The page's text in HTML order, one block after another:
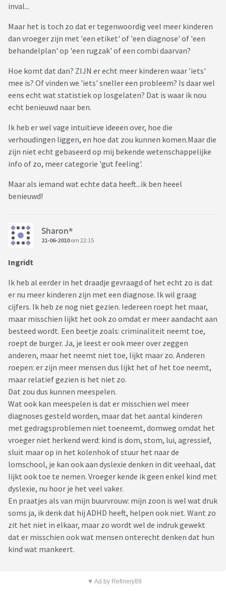
inval...
Maar het is toch zo dat er tegenwoordig veel meer kinderen
dan vroeger zijn met 'een etiket' of 'een diagnose' of 'een
behandelplan' op 'een rugzak' of een combi daarvan?
Hoe komt dat dan? ZIJN er echt meer kinderen waar 'iets'
mee is? Of vinden we 'iets' sneller een probleem? Is daar wel
eens echt wat statistiek op losgelaten? Dat is waar ik nou
echt benieuwd naar ben.
Ik heb er wel vage intuitieve ideeen over, hoe die
verhoudingen liggen, en hoe dat zou kunnen komen.Maar die
zijn niet echt gebaseerd op mij bekende wetenschappelijke
info of zo, meer categorie 'gut feeling'.
Maar als iemand wat echte data heeft...ik ben heeel
benieuwd!
Sharon*
21-06-2010om 22:15
Ingridt
Ik heb al eerder in het draadje gevraagd of het echt zo is dat
er nu meer kinderen zijn met een diagnose. Ik wil graag
cijfers. Ik heb ze nog niet gezien. Iedereen roept het maar,
maar misschien lijkt het ook zo omdat er meer aandacht aan
besteed wordt. Een beetje zoals: criminaliteit neemt toe,
roept de burger. Ja, je leest er ook meer over zeggen
anderen, maar het neemt niet toe, lijkt maar zo. Anderen
roepen: er zijn meer mensen dus lijkt het of het toe neemt,
maar relatief gezien is het niet zo.
Dat zou dus kunnen meespelen.
Wat ook kan meespelen is dat er misschien wel meer
diagnoses gesteld worden, maar dat het aantal kinderen
met gedragsproblemen niet toeneemt, domweg omdat het
vroeger niet herkend werd: kind is dom, stom, lui, agressief,
sluit maar op in het kolenhok of stuur het naar de
lomschool, je kan ook aan dyslexie denken in dit veehaal, dat
lijkt ook toe te nemen. Vroeger kende ik geen enkel kind met
dyslexie, nu hoor je het veel vaker.
En praatjes als van mijn buurvrouw: mijn zoon is wel wat druk
soms ja, ik denk dat hij ADHD heeft, helpen ook niet. Want zo
zit het niet in elkaar, maar zo wordt wel de indruk gewekt
dat er misschien ook wat mensen onterecht denken dat hun
kind wat mankeert.
▼ Ad by Refinery89